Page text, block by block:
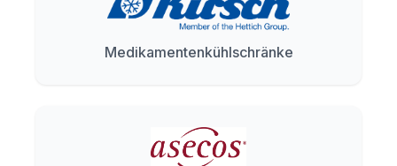
Medikamentenkühlschränke